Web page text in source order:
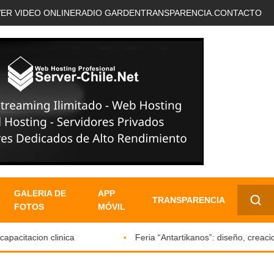
VIDEO ONLINERADIO GARDENTRANSPARENCIA. CONTACTO
GALERIA DE
FOTOS
APP
MÓVIL
TRANSPARENCIA
✕
clinica Feria “Antartikanos”: diseño,